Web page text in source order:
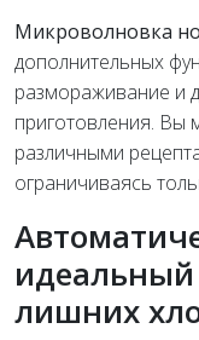
Микроволновка
дополнительных
размораживание и
приготовления. Вы
различными
ограничиваясь
идеальный
лишних